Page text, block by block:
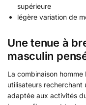
supérieure
légère variation de
Une tenue à
masculin
La combinaison
utilisateurs
adaptée aux activités